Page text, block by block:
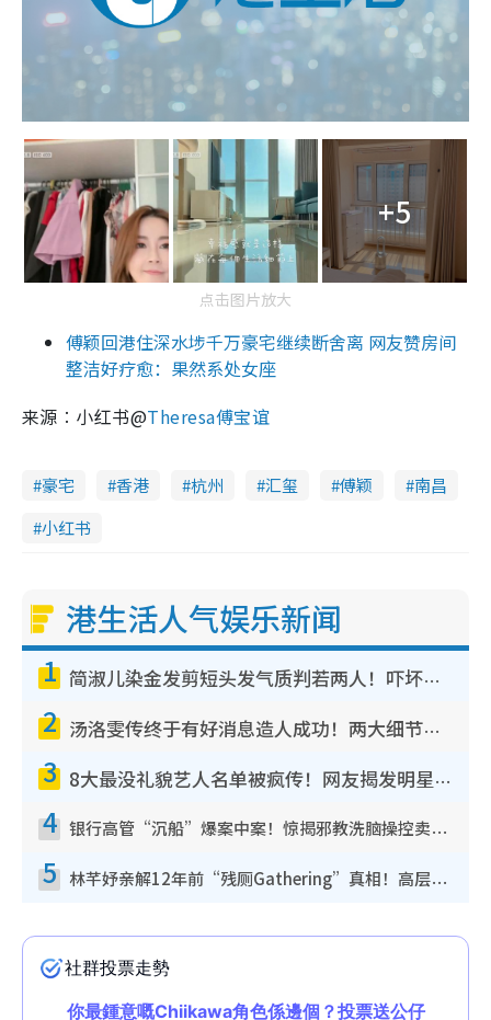
+5
点击图片放大
傅颖回港住深水埗千万豪宅继续断舍离 网友赞房间
整洁好疗愈：果然系处女座
来源︰小红书@Theresa傅宝谊
豪宅 香港 杭州 汇玺 傅颖
南昌
小红书
港生活人气娱乐新闻
1 简淑儿染金发剪短头发气质判若两人！吓坏老公麦大力都认不出：“你做什么？”
2 汤洛雯传终于有好消息造人成功！两大细节曝孕味极浓引猜测：大肚婆先会咁！
3 8大最没礼貌艺人名单被疯传！网友揭发明星真面目，一致数落这一位是无品天花板？
4 银行高管“沉船”爆案中案！惊揭邪教洗脑操控卖淫被吞600万，幕后黑手讲多错多
5 林芊妤亲解12年前“残厕Gathering”真相！高层解约一句话重创尊严，至今拒返TVB